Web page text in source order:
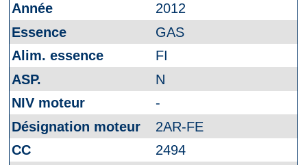
2012
GAS
FI
N
-
2AR-FE
2494